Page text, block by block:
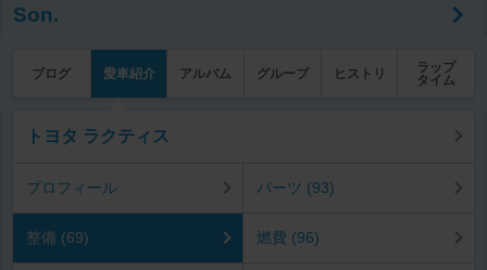
Son.
ブログ 愛車紹介 アルバム グループ ヒストリ
ラップ
タイム
トヨタ ラクティス
プロフィール パーツ (93)
整備 (69) 燃費 (96)